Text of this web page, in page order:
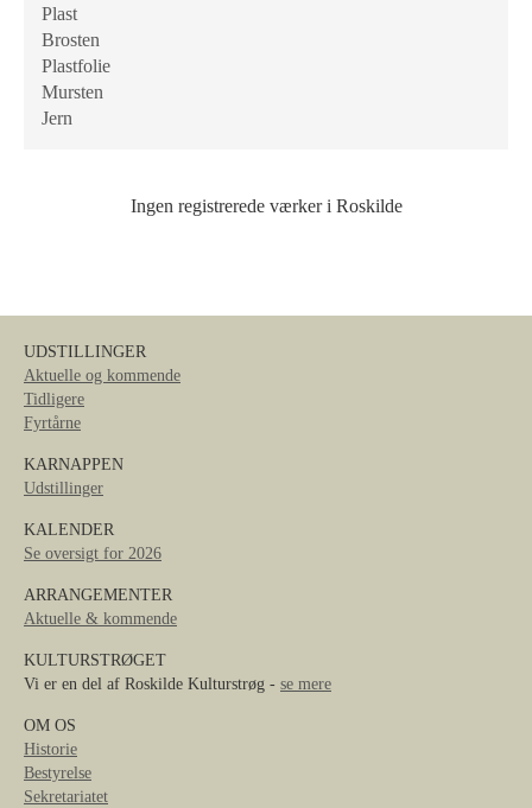
Plast
Brosten
Plastfolie
Mursten
Jern
Ingen registrerede værker i Roskilde
UDSTILLINGER
Aktuelle og kommende
Tidligere
Fyrtårne
KARNAPPEN
Udstillinger
KALENDER
Se oversigt for 2026
ARRANGEMENTER
Aktuelle & kommende
KULTURSTRØGET
Vi er en del af Roskilde Kulturstrøg - se mere
OM OS
Historie
Bestyrelse
Sekretariatet